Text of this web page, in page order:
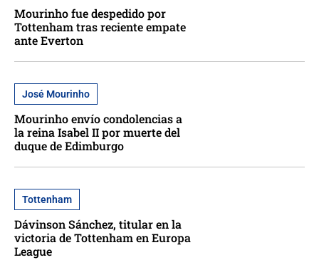
Mourinho fue despedido por
Tottenham tras reciente empate
ante Everton
José Mourinho
Mourinho envío condolencias a
la reina Isabel II por muerte del
duque de Edimburgo
Tottenham
Dávinson Sánchez, titular en la
victoria de Tottenham en Europa
League